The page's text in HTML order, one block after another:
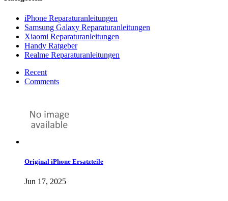
iPhone Reparaturanleitungen
Samsung Galaxy Reparaturanleitungen
Xiaomi Reparaturanleitungen
Handy Ratgeber
Realme Reparaturanleitungen
Recent
Comments
Original iPhone Ersatzteile
Jun 17, 2025